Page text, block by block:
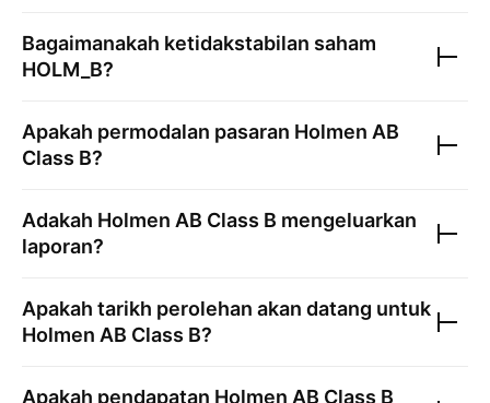
Bagaimanakah ketidakstabilan saham
HOLM_B?
Apakah permodalan pasaran Holmen AB
Class B?
Adakah Holmen AB Class B mengeluarkan
laporan?
Apakah tarikh perolehan akan datang untuk
Holmen AB Class B?
Apakah pendapatan Holmen AB Class B